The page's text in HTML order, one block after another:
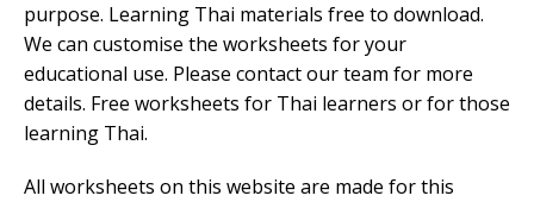
purpose. Learning Thai materials free to download.
We can customise the worksheets for your
educational use. Please contact our team for more
details. Free worksheets for Thai learners or for those
learning Thai.
All worksheets on this website are made for this